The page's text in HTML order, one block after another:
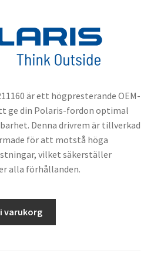
är ett högpresterande OEM-
ge din Polaris-fordon optimal
Denna drivrem är tillverkad
för att motstå höga
vilket säkerställer
alla förhållanden.
varukorg